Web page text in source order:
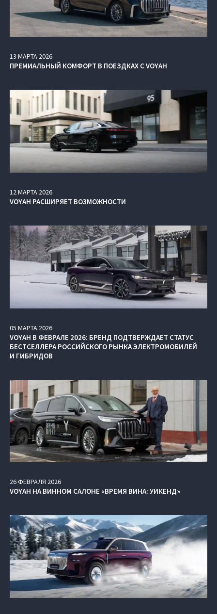
13 МАРТА 2026
ПРЕМИАЛЬНЫЙ КОМФОРТ В ПОЕЗДКАХ С VOYAH
12МАРТА 2026
VOYAH РАСШИРЯЕТ ВОЗМОЖНОСТИ
05 МАРТА 2026
VOYAH В ФЕВРАЛЕ 2026: БРЕНД ПОДТВЕРЖДАЕТ СТАТУС
БЕСТСЕЛЛЕРА РОССИЙСКОГО РЫНКА ЭЛЕКТРОМОБИЛЕЙ
И ГИБРИДОВ
26ФЕВРАЛЯ 2026
VOYAH НА ВИННОМ САЛОНЕ «ВРЕМЯ ВИНА: УИКЕНД»